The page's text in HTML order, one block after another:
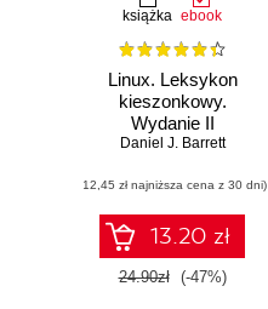
książka ebook
Linux. Leksykon
kieszonkowy.
Wydanie II
Daniel J. Barrett
(12,45 zł najniższa cena z 30 dni)
13.20 zł
24.90zł (-47%)